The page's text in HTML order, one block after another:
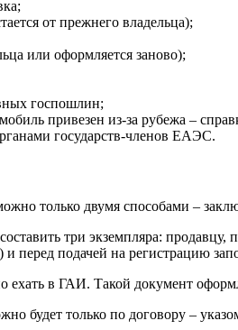
от прежнего владельца);
или оформляется заново);
госпошлин;
привезен из-за рубежа –
государств-членов ЕАЭС.
только двумя способами –
три экземпляра:
перед подачей на регистрацию
ехать в ГАИ. Такой документ
будет только по договору –